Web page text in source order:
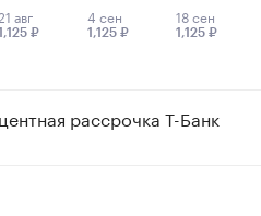
авг
₽
4 сен
1,125 ₽
18 сен
1,125 ₽
рассрочка Т-Банк